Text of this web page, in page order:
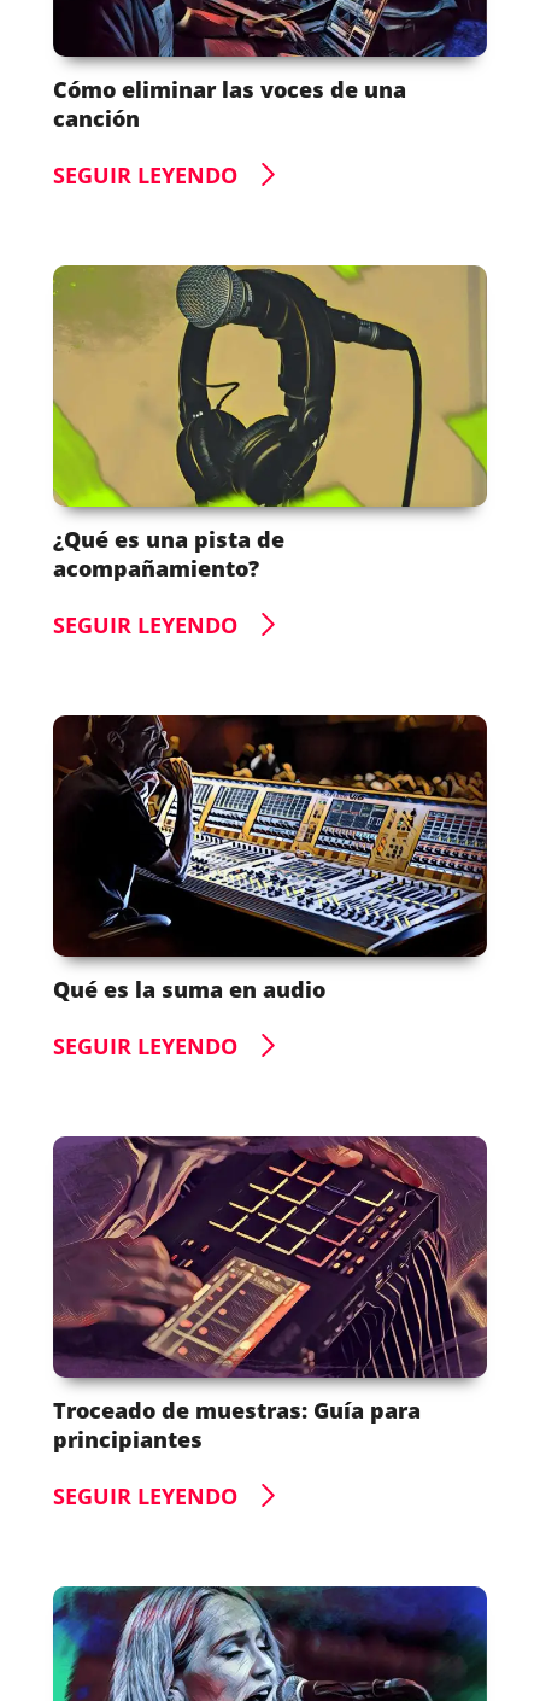
Cómo eliminar las voces de una
canción
SEGUIR LEYENDO
¿Qué es una pista de
acompañamiento?
SEGUIR LEYENDO
Qué es la suma en audio
SEGUIR LEYENDO
Troceado de muestras: Guía para
principiantes
SEGUIR LEYENDO